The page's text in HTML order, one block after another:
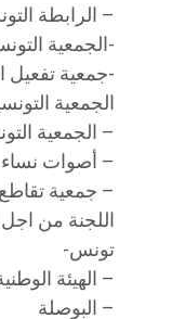
– الرابطة
-الجمعية
-جمعية تفعيل
الجمعية
– الجمعية
– أصوات نساء
– جمعية
اللجنة من
تونس-
– الهيئة
– البوصلة